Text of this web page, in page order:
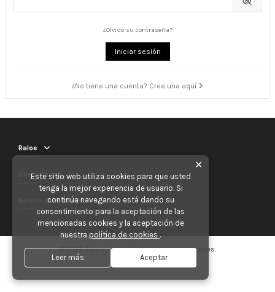
¿Olvidó su contraseña?
Iniciar sesión
¿No tiene una cuenta? Cree una aquí
Raloe
Contáctenos
Boletín de noticias
© 2025 Raloe. Todos los derechos reservados.
✕
Este sitio web utiliza cookies para que usted
tenga la mejor experiencia de usuario. Si
continúa navegando está dando su
consentimiento para la aceptación de las
mencionadas cookies y la aceptación de
nuestra política de cookies .
Leer más Aceptar